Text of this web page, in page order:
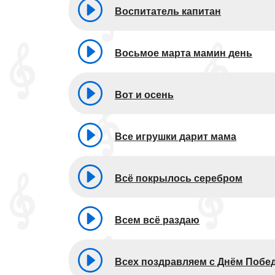
Воспитатель капитан
Восьмое марта мамин день
Вот и осень
Все игрушки дарит мама
Всё покрылось серебром
Всем всё раздаю
Всех поздравляем с Днём